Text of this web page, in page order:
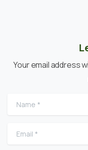
Your email address
Name
Email